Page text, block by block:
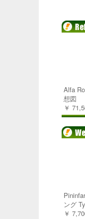
Alfa
想図
￥
ング
￥